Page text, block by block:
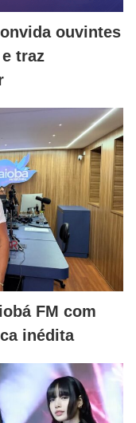
ouvintes
traz
FM com
inédita